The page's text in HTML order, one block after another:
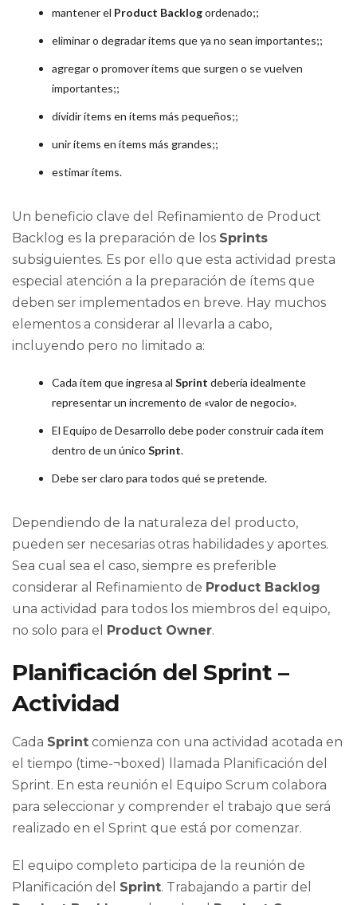
mantener el Product Backlogordenado;;
eliminar o degradar ítems que ya no sean importantes;;
agregar o promover ítems que surgen o se vuelven
importantes;;
dividir ítems en ítems más pequeños;;
unir ítems en ítems más grandes;;
estimar ítems.
Un beneficio clave del Refinamiento de Product
Backlog es la preparación de los Sprints
subsiguientes. Es por ello que esta actividad presta
especial atención a la preparación de ítems que
deben ser implementados en breve. Hay muchos
elementos a considerar al llevarla a cabo,
incluyendo pero no limitado a:
Cada ítem que ingresa al Sprint debería idealmente
representar un incremento de «valor de negocio».
El Equipo de Desarrollo debe poder construir cada ítem
dentro de un único Sprint.
Debe ser claro para todos qué se pretende.
Dependiendo de la naturaleza del producto,
pueden ser necesarias otras habilidades y aportes.
Sea cual sea el caso, siempre es preferible
considerar al Refinamiento de Product Backlog
una actividad para todos los miembros del equipo,
no solo para el Product Owner.
Planificación del Sprint –
Actividad
Cada Sprint comienza con una actividad acotada en
el tiempo (time-¬boxed) llamada Planificación del
Sprint. En esta reunión el Equipo Scrum colabora
para seleccionar y comprender el trabajo que será
realizado en el Sprint que está por comenzar.
El equipo completo participa de la reunión de
Planificación del Sprint. Trabajando a partir del